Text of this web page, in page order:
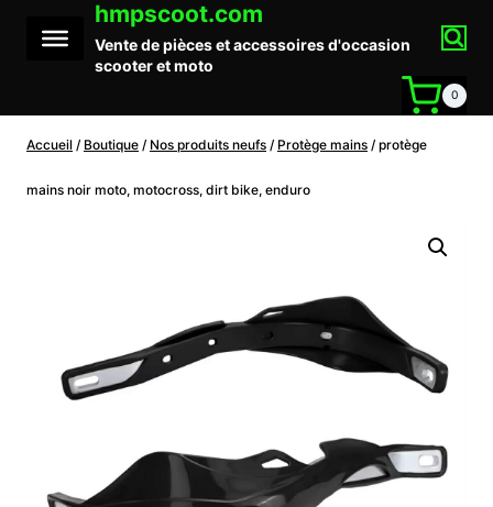
contenu
hmpscoot.com
Vente de pièces et accessoires d'occasion
scooter et moto
0
Accueil / Boutique / Nos produits neufs / Protège mains / protège
mains noir moto, motocross, dirt bike, enduro